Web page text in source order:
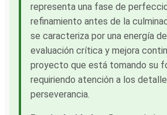
representa una fase de
refinamiento antes de la
se caracteriza por una energía
evaluación crítica y mejora
proyecto que está tomando su
requiriendo atención a los
perseverancia.